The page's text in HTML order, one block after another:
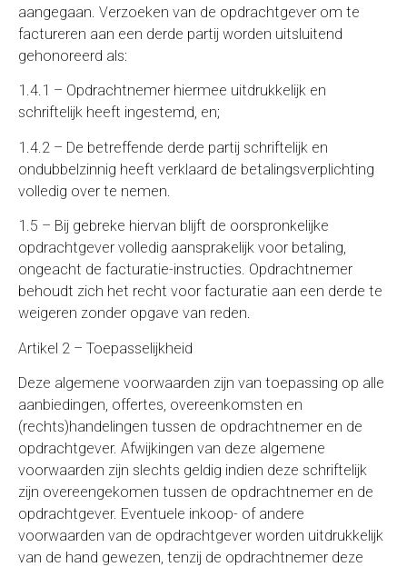
aangegaan. Verzoeken van de opdrachtgever om te
factureren aan een derde partij worden uitsluitend
gehonoreerd als:
1.4.1 – Opdrachtnemer hiermee uitdrukkelijk en
schriftelijk heeft ingestemd, en;
1.4.2 – De betreffende derde partij schriftelijk en
ondubbelzinnig heeft verklaard de betalingsverplichting
volledig over te nemen.
1.5 – Bij gebreke hiervan blijft de oorspronkelijke
opdrachtgever volledig aansprakelijk voor betaling,
ongeacht de facturatie-instructies. Opdrachtnemer
behoudt zich het recht voor facturatie aan een derde te
weigeren zonder opgave van reden.
Artikel 2 – Toepasselijkheid
Deze algemene voorwaarden zijn van toepassing op alle
aanbiedingen, offertes, overeenkomsten en
(rechts)handelingen tussen de opdrachtnemer en de
opdrachtgever. Afwijkingen van deze algemene
voorwaarden zijn slechts geldig indien deze schriftelijk
zijn overeengekomen tussen de opdrachtnemer en de
opdrachtgever. Eventuele inkoop- of andere
voorwaarden van de opdrachtgever worden uitdrukkelijk
van de hand gewezen, tenzij de opdrachtnemer deze